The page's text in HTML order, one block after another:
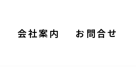
会社案内 お問合せ